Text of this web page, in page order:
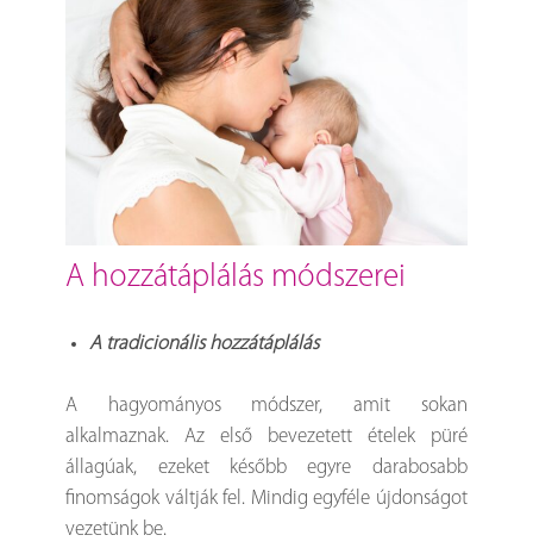
a hozzátáplálás módszerei
A tradicionális hozzátáplálás
A hagyományos módszer, amit sokan
alkalmaznak. Az első bevezetett ételek püré
állagúak, ezeket később egyre darabosabb
finomságok váltják fel. Mindig egyféle újdonságot
vezetünk be.